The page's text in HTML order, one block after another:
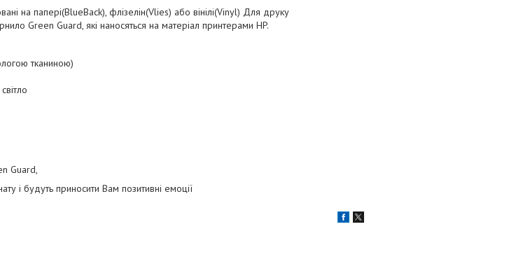
на папері(BlueBack), флізелін(Vlies) або вінілі(Vinyl) Для друку
Green Guard, які наносяться на матеріал принтерами HP.
тканиною)
Guard,
і будуть приносити Вам позитивні емоції